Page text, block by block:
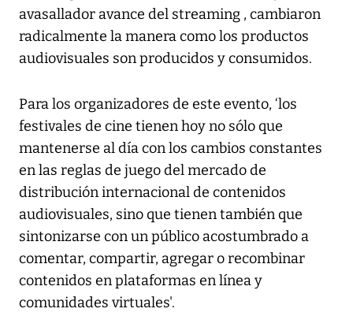
avasallador avance del streaming , cambiaron
radicalmente la manera como los productos
audiovisuales son producidos y consumidos.
Para los organizadores de este evento, ‘los
festivales de cine tienen hoy no sólo que
mantenerse al día con los cambios constantes
en las reglas de juego del mercado de
distribución internacional de contenidos
audiovisuales, sino que tienen también que
sintonizarse con un público acostumbrado a
comentar, compartir, agregar o recombinar
contenidos en plataformas en línea y
comunidades virtuales'.